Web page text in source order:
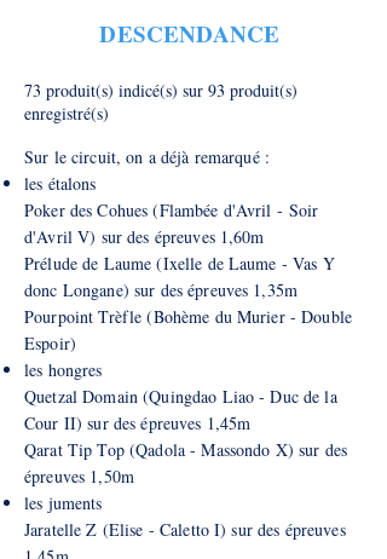
DESCENDANCE
73 produit(s) indicé(s) sur 93 produit(s)
enregistré(s)
Sur le circuit, on a déjà remarqué :
​les étalons
Poker des Cohues (Flambée d'Avril -Soir
d'Avril V) sur des épreuves 1,60m
Prélude de Laume (Ixelle de Laume - Vas Y
donc Longane) sur des épreuves 1,35m
Pourpoint Trèfle (Bohème du Murier - Double
Espoir)
les hongres
Quetzal Domain (Quingdao Liao - Duc de la
Cour II) sur des épreuves 1,45m​
Qarat Tip Top (Qadola - Massondo X) sur des
épreuves 1,50m
les juments
Jaratelle Z (Elise - Caletto I) sur des épreuves